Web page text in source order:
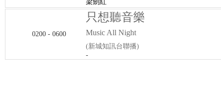
梁劍紅
0200 - 0600
只想聽音樂
Music All Night
(新城知訊台聯播)
-